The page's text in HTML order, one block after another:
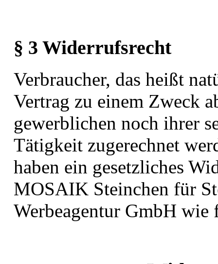
§ 3 Widerrufsrecht
Verbraucher, das heißt
Vertrag zu einem Zweck
gewerblichen noch ihrer
Tätigkeit zugerechnet
haben ein gesetzliches
MOSAIK Steinchen für
Werbeagentur GmbH